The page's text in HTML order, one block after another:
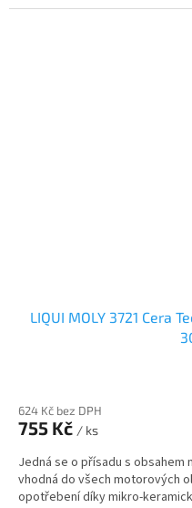
LIQUI MOLY 3721 Cera
624 Kč bez DPH
755 Kč / ks
Jedná se o přísadu s
vhodná do všech motorových
opotřebení díky mikro-